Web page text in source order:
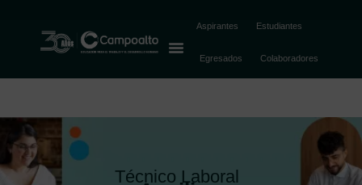
Aspirantes Estudiantes
Egresados Colaboradores
Técnico Laboral